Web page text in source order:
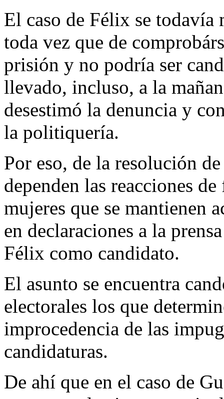
El caso de Félix se todavía
toda vez que de
prisión y no podría ser
llevado, incluso, a la
desestimó la denuncia y
la politiquería.
Por eso, de la resolución
dependen las reacciones
mujeres que se mantienen
en declaraciones a la
Félix como candidato.
El asunto se encuentra
electorales los que
improcedencia de las
candidaturas.
De ahí que en el caso de